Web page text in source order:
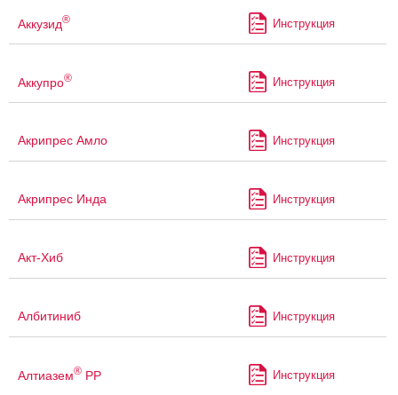
Аккузид® Инструкция
Аккупро® Инструкция
Акрипрес Амло Инструкция
Акрипрес Инда Инструкция
Акт-Хиб Инструкция
Албитиниб Инструкция
Алтиазем® РР Инструкция